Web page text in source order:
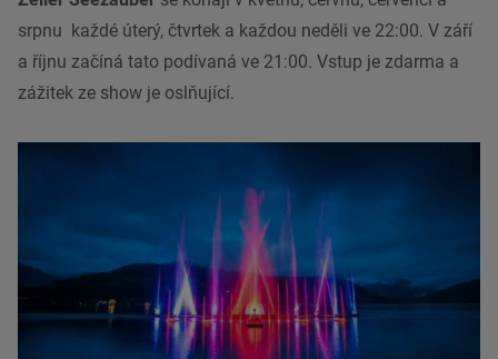
srpnu každé úterý, čtvrtek a každou neděli ve 22:00. V září
a říjnu začíná tato podívaná ve 21:00. Vstup je zdarma a
zážitek ze show je oslňující.